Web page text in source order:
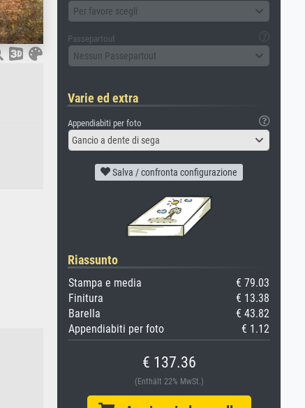
Per favore scegli
Passepartout
Nessun Passepartout
Varie ed extra
Appendiabiti per foto
Gancio a dente di sega
Salva / confronta configurazione
Riassunto
Stampa e media
€ 79.03
Finitura
€ 13.38
Barella
€ 43.82
Appendiabiti per foto
€ 1.12
€ 137.36
(Enthält 22% MwSt.)